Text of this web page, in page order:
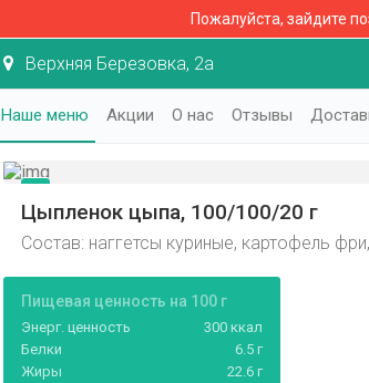
Пожалуйста, зайдите
Верхняя Березовка, 2а
Наше меню Акции О нас Отзывы
Цыпленок цыпа, 100/100/20 г
Состав: наггетсы куриные, картофель
Пищевая ценность на 100 г
Энерг. ценность
300 ккал
Белки
6.5 г
Жиры
22.6 г